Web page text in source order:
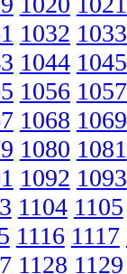
1032 1033
1044 1045
1056 1057
1068 1069
1080 1081
1092 1093
1104 1105
1116 1117
1128 1129